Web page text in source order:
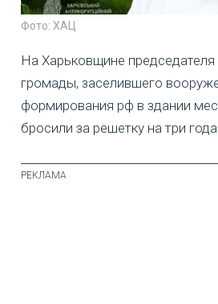
Фото: ХАЦ
На Харьковщине
громады, заселившего
формирования рф в здании
бросили за решетку на три